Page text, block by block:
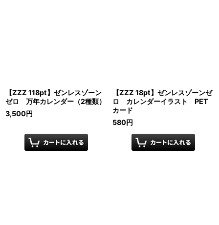
【ZZZ 118pt】ゼンレスゾーン
ゼロ 万年カレンダー（2種類）
3,500円
【ZZZ 18pt】ゼンレスゾーンゼ
ロ カレンダーイラスト PET
カード
580円